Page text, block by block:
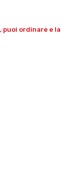
ordinare e la